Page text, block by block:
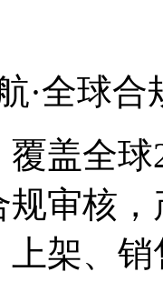
·全球合
盖全
审核
架、